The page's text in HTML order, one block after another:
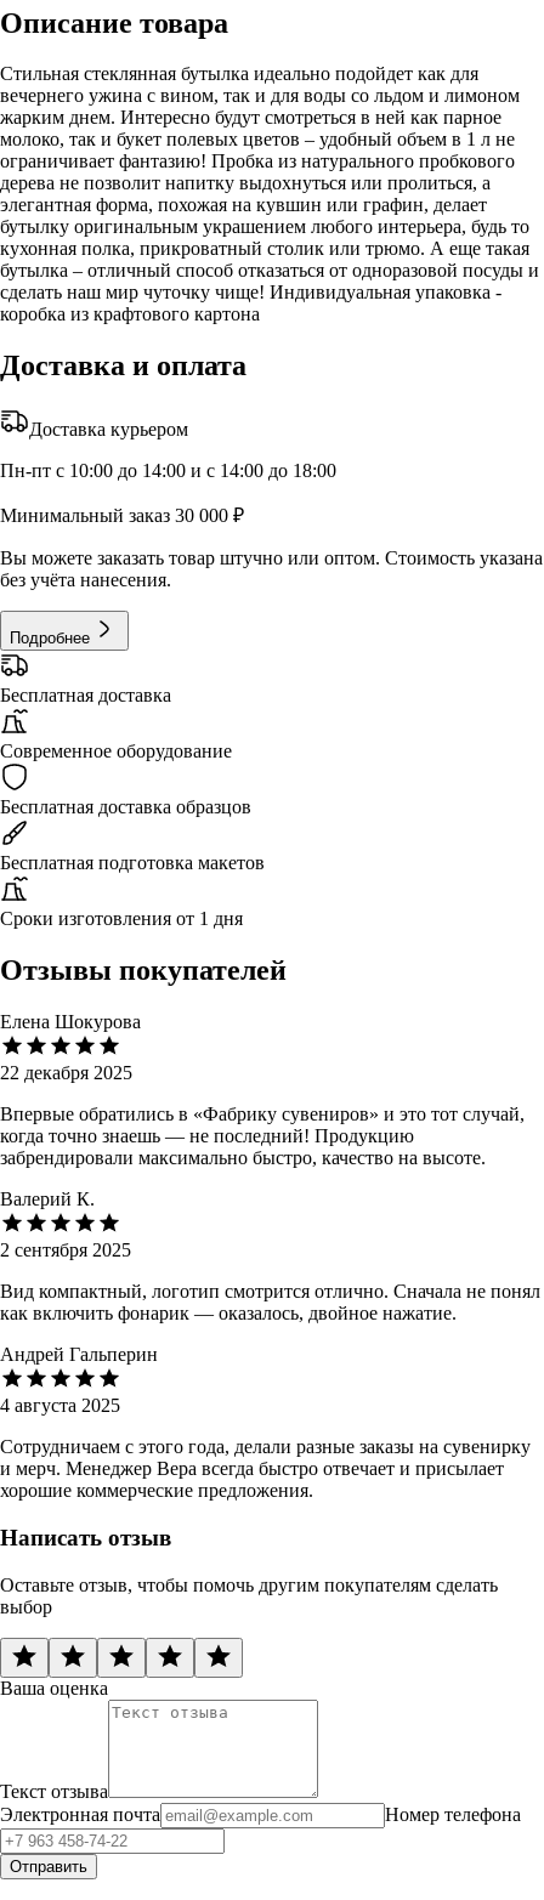
Описание товара
Стильная стеклянная бутылка идеально подойдет как для
вечернего ужина с вином, так и для воды со льдом и лимоном
жарким днем. Интересно будут смотреться в ней как парное
молоко, так и букет полевых цветов – удобный объем в 1 л не
ограничивает фантазию! Пробка из натурального пробкового
дерева не позволит напитку выдохнуться или пролиться, а
элегантная форма, похожая на кувшин или графин, делает
бутылку оригинальным украшением любого интерьера, будь то
кухонная полка, прикроватный столик или трюмо. А еще такая
бутылка – отличный способ отказаться от одноразовой посуды и
сделать наш мир чуточку чище! Индивидуальная упаковка -
коробка из крафтового картона
Доставка и оплата
Доставка курьером
Пн-пт с 10:00 до 14:00 и с 14:00 до 18:00
Минимальный заказ 30 000 ₽
Вы можете заказать товар штучно или оптом. Стоимость указана
без учёта нанесения.
Подробнее
Бесплатная доставка
Современное оборудование
Бесплатная доставка образцов
Бесплатная подготовка макетов
Сроки изготовления от 1 дня
Отзывы покупателей
Елена Шокурова
22 декабря 2025
Впервые обратились в «Фабрику сувениров» и это тот случай,
когда точно знаешь — не последний! Продукцию
забрендировали максимально быстро, качество на высоте.
Валерий К.
2 сентября 2025
Вид компактный, логотип смотрится отлично. Сначала не понял
как включить фонарик — оказалось, двойное нажатие.
Андрей Гальперин
4 августа 2025
Сотрудничаем с этого года, делали разные заказы на сувенирку
и мерч. Менеджер Вера всегда быстро отвечает и присылает
хорошие коммерческие предложения.
Написать отзыв
Оставьте отзыв, чтобы помочь другим покупателям сделать
выбор
Ваша оценка
Текст отзыва
Электронная почта
Номер телефона
Отправить